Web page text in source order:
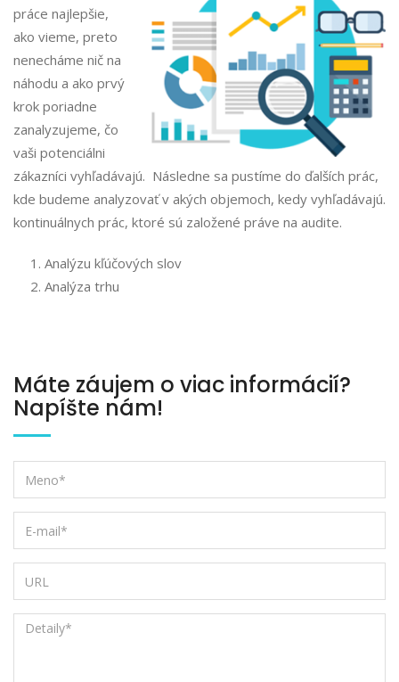
práce najlepšie,
ako vieme, preto
nenecháme nič na
náhodu a ako prvý
krok poriadne
zanalyzujeme, čo
vaši potenciálni
zákazníci vyhľadávajú. Následne sa pustíme do ďalších prác,
kde budeme analyzovať v akých objemoch, kedy vyhľadávajú.
kontinuálnych prác, ktoré sú založené práve na audite.
Analýzu kľúčových slov
Analýza trhu
Máte záujem o viac informácií?
Napíšte nám!